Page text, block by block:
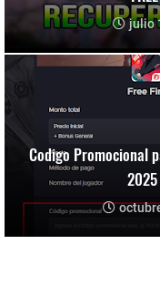
julio
Codigo Promocional